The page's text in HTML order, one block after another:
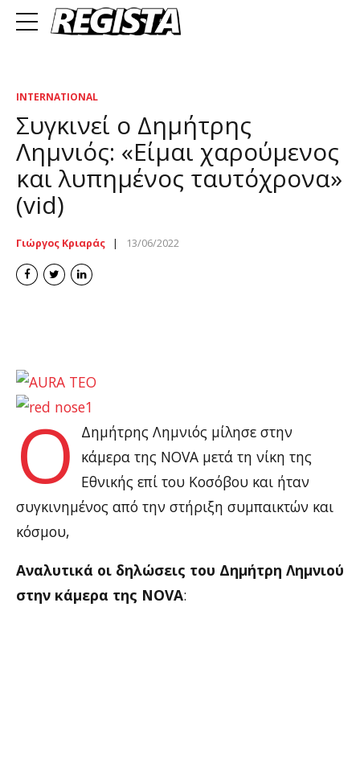
INTERNATIONAL
Συγκινεί ο Δημήτρης
Λημνιός: «Είμαι χαρούμενος
και λυπημένος ταυτόχρονα»
(vid)
Γιώργος Κριαράς 13/06/2022
Ο
Δημήτρης Λημνιός μίλησε στην
κάμερα της NOVA μετά τη νίκη της
Εθνικής επί του Κοσόβου και ήταν
συγκινημένος από την στήριξη συμπαικτών και
κόσμου,
Αναλυτικά οι δηλώσεις του Δημήτρη Λημνιού
στην κάμερα της NOVA: